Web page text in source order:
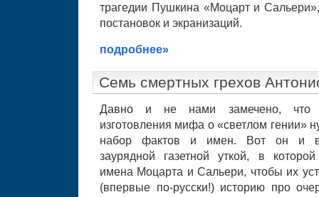
трагедии Пушкина «Моцарт и
постановок и экранизаций.
подробнее»
Семь смертных грехов
Давно и не нами замечено, что
изготовления мифа о «светлом гении»
набор фактов и имен. Вот он и
заурядной газетной уткой, в
имена Моцарта и Сальери, чтобы их
(впервые по-русски!) историю про